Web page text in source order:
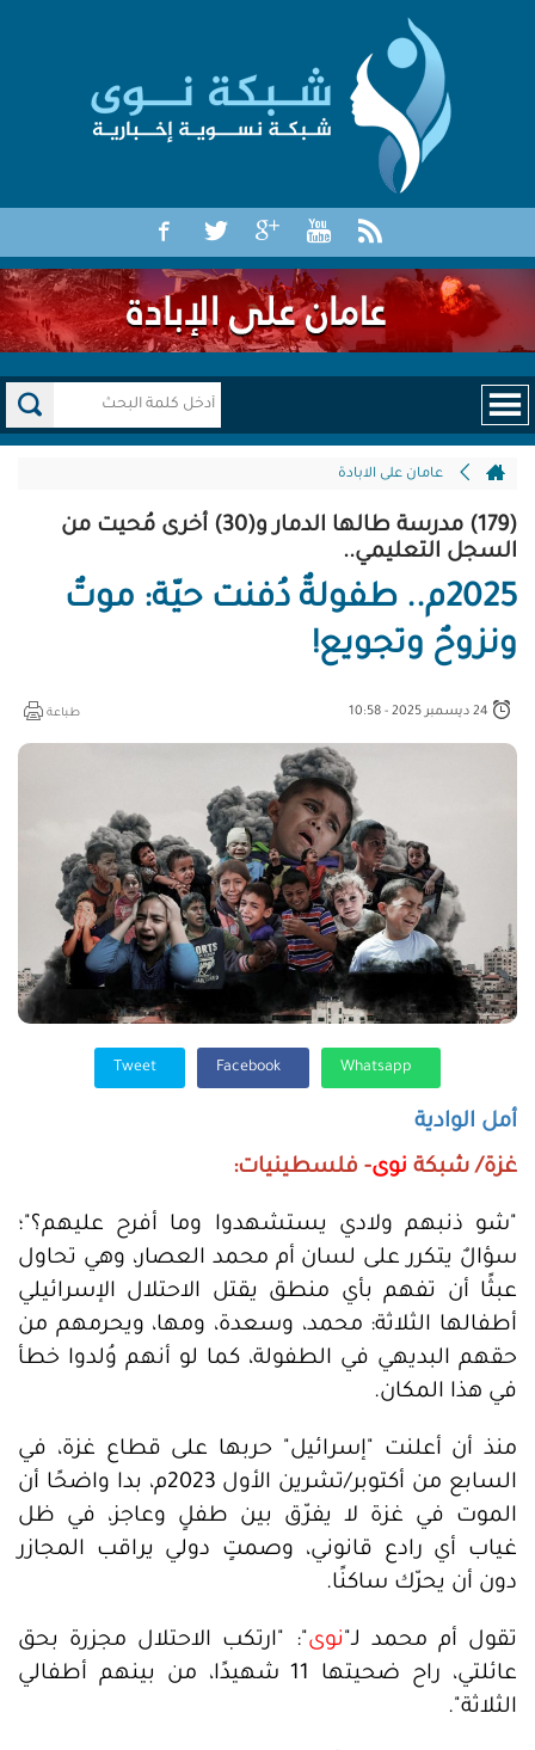
عامان على الابادة
(179) مدرسة طالها الدمار و(30) أخرى مُحيت من
السجل التعليمي..
2025م.. طفولةٌ دُفنت حيّة: موتٌ
ونزوحٌ وتجويع!
24 ديسمبر 2025 - 10:58 طباعة
أمل الوادية
غزة/ شبكة نوى- فلسطينيات:
"شو ذنبهم ولادي يستشهدوا وما أفرح عليهم؟"؛
سؤالٌ يتكرر على لسان أم محمد العصار، وهي تحاول
عبثًا أن تفهم بأي منطق يقتل الاحتلال الإسرائيلي
أطفالها الثلاثة: محمد، وسعدة، ومها، ويحرمهم من
حقهم البديهي في الطفولة، كما لو أنهم وُلدوا خطأ
في هذا المكان.
منذ أن أعلنت "إسرائيل" حربها على قطاع غزة، في
السابع من أكتوبر/تشرين الأول 2023م، بدا واضحًا أن
الموت في غزة لا يفرّق بين طفلٍ وعاجز، في ظل
غياب أي رادع قانوني، وصمتٍ دولي يراقب المجازر
دون أن يحرّك ساكنًا.
تقول أم محمد لـ" نوى": "ارتكب الاحتلال مجزرة بحق
عائلتي، راح ضحيتها 11 شهيدًا، من بينهم أطفالي
الثلاثة".